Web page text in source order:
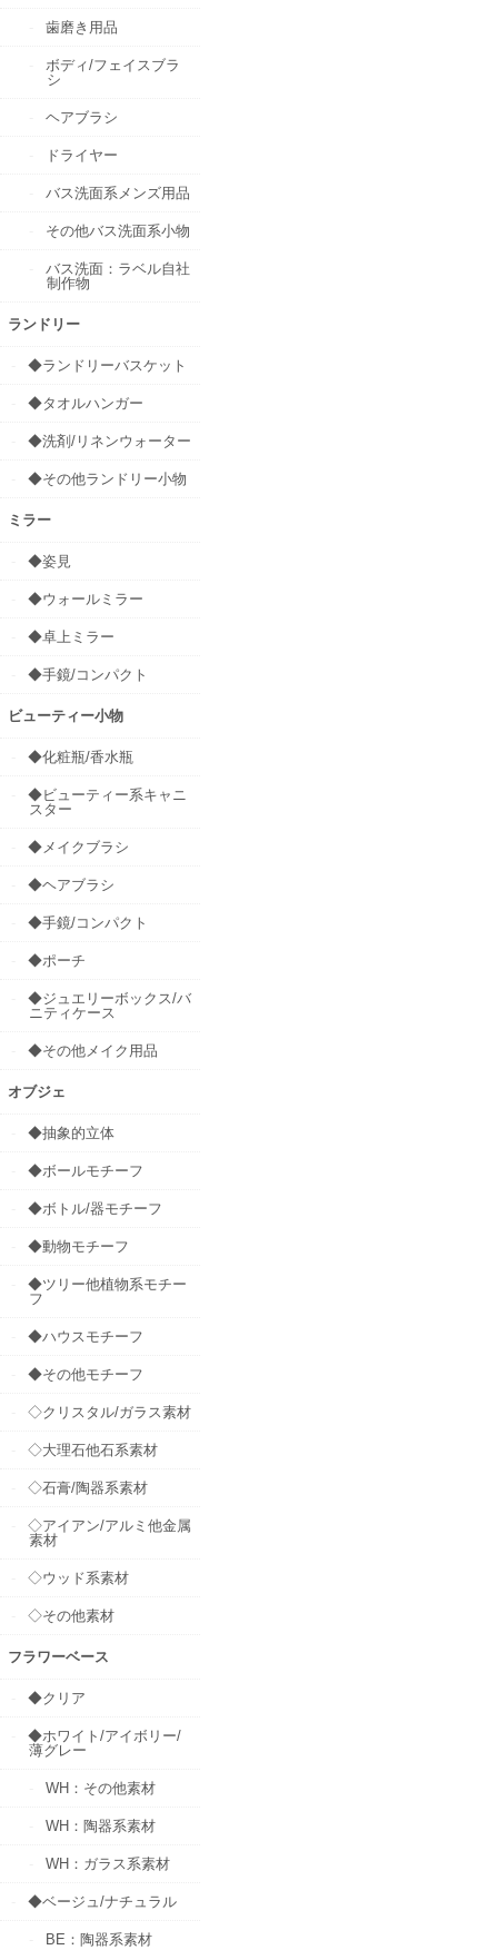
歯磨き用品
ボディ/フェイスブラ
シ
ヘアブラシ
ドライヤー
バス洗面系メンズ用品
その他バス洗面系小物
バス洗面：ラベル自社
制作物
ランドリー
◆ランドリーバスケット
◆タオルハンガー
◆洗剤/リネンウォーター
◆その他ランドリー小物
ミラー
◆姿見
◆ウォールミラー
◆卓上ミラー
◆手鏡/コンパクト
ビューティー小物
◆化粧瓶/香水瓶
◆ビューティー系キャニ
スター
◆メイクブラシ
◆ヘアブラシ
◆手鏡/コンパクト
◆ポーチ
◆ジュエリーボックス/バ
ニティケース
◆その他メイク用品
オブジェ
◆抽象的立体
◆ボールモチーフ
◆ボトル/器モチーフ
◆動物モチーフ
◆ツリー他植物系モチー
フ
◆ハウスモチーフ
◆その他モチーフ
◇クリスタル/ガラス素材
◇大理石他石系素材
◇石膏/陶器系素材
◇アイアン/アルミ他金属
素材
◇ウッド系素材
◇その他素材
フラワーベース
◆クリア
◆ホワイト/アイボリー/
薄グレー
WH：その他素材
WH：陶器系素材
WH：ガラス系素材
◆ベージュ/ナチュラル
BE：陶器系素材